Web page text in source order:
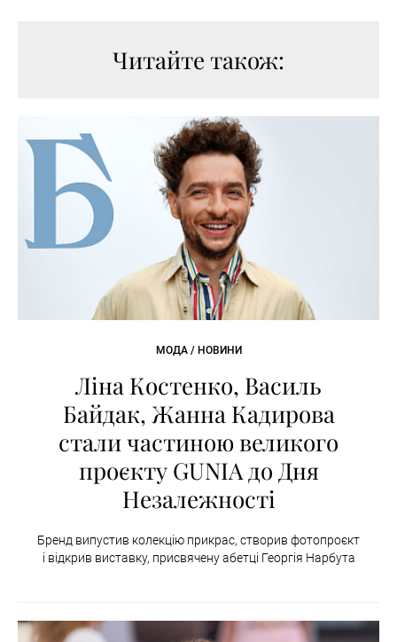
Читайте також:
МОДА / НОВИНИ
Ліна Костенко, Василь
Байдак, Жанна Кадирова
стали частиною великого
проєкту GUNIA до Дня
Незалежності
Бренд випустив колекцію прикрас, створив фотопроєкт
і відкрив виставку, присвячену абетці Георгія Нарбута